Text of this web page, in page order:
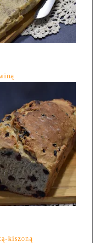
kiszoną